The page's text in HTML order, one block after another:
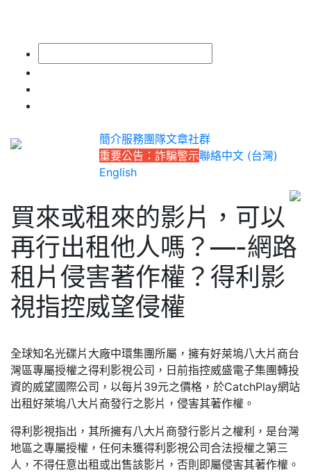
簡介服務團隊文章社群
重要公告：詐騙警示聯絡中文 (台灣)
English
買來或租來的影片，可以
再行出租他人嗎？—-網路
租片侵害著作權？得利影
視指控威望侵權
全球知名光碟片大廠中環集團所屬，擁有好萊塢八大片商台
灣區專屬授權之得利影視公司，日前指控威盛電子集團轉投
資的威望國際公司，以每片39元之價格，於CatchPlay網站
出租好萊塢八大片商發行之影片，侵害其著作權。
得利影視指出，其所擁有八大片商發行影片之權利，是台灣
地區之專屬授權，任何未獲得利影視公司合法授權之第三
人，不得任意出租或出售該影片，否則即屬侵害其著作權。